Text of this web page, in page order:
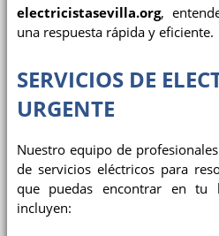
electricistasevilla.org,
una respuesta rápida y eficiente.
SERVICIOS DE
URGENTE
Nuestro equipo de
de servicios eléctricos para
que puedas encontrar en tu
incluyen: